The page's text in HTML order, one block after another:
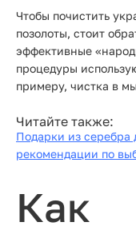
Чтобы почистить
позолоты, стоит
эффективные
процедуры
примеру, чистка в
Читайте также:
Подарки из
рекомендации по
Как